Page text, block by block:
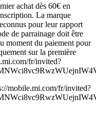
achat dès 60€ en
La marque
pour leur rapport
de parrainage doit être
moment du paiement pour
sur la première
fr/invited?
mobile.mi.com/fr/invited?